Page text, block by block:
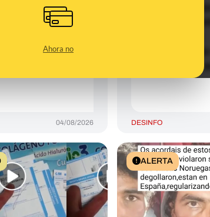
Ahora no
que sí
grabados en
de julio
04/08/2026
Qué
de
cementerio
DESINFO
ALERTA